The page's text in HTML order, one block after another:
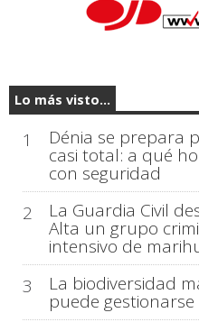
Lo más visto...
1 Dénia se prepara
casi total: a qué
con seguridad
2
La Guardia Civil
Alta un grupo
intensivo de
3
La biodiversidad
puede